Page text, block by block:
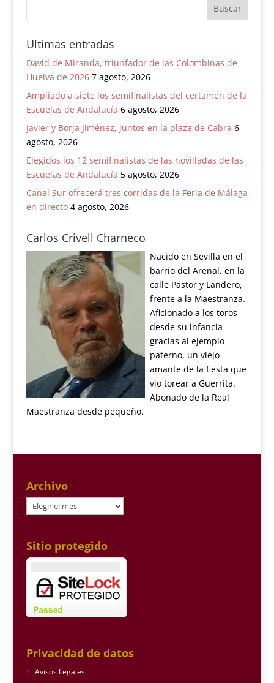
Ultimas entradas
David de Miranda, triunfador de las Colombinas de
Huelva de 2026 7 agosto, 2026
Ampliado a siete los semifinalistas del certamen de la
Escuelas de Andalucía 6 agosto, 2026
Javier y Borja Jiménez, juntos en la plaza de Cabra 6
agosto, 2026
Elegidos los 12 semifinalistas de las novilladas de las
Escuelas de Andalucía 5 agosto, 2026
Canal Sur ofrecerá tres corridas de la Feria de Málaga
en directo 4 agosto, 2026
Carlos Crivell Charneco
Nacido en Sevilla en el
barrio del Arenal, en la
calle Pastor y Landero,
frente a la Maestranza.
Aficionado a los toros
desde su infancia
gracias al ejemplo
paterno, un viejo
amante de la fiesta que
vio torear a Guerrita.
Abonado de la Real
Maestranza desde pequeño.
Archivo
Archivo
Sitio protegido
Privacidad de datos
Avisos Legales